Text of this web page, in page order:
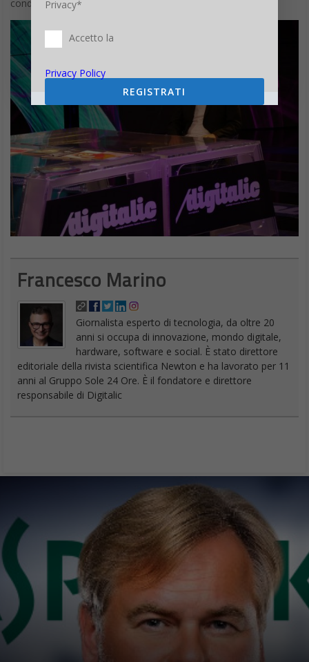
condividere.
Francesco Marino
Giornalista esperto di tecnologia, da oltre 20
anni si occupa di innovazione, mondo digitale,
hardware, software e social. È stato direttore
editoriale della rivista scientifica Newton e ha lavorato per 11
anni al Gruppo Sole 24 Ore. È il fondatore e direttore
responsabile di Digitalic
Privacy*
Accetto la
Privacy Policy
REGISTRATI